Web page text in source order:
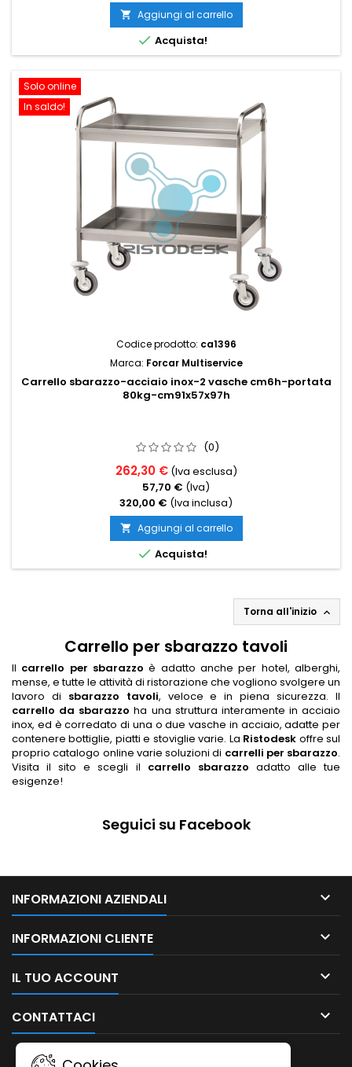
 Aggiungi al carrello
 Acquista!
Solo online
In saldo!
Codice prodotto: ca1396
Marca: Forcar Multiservice
Carrello sbarazzo-acciaio inox-2 vasche cm6h-portata
80kg-cm91x57x97h
(0)
262,30 € (Iva esclusa)
57,70 € (Iva)
320,00 € (Iva inclusa)
 Aggiungi al carrello
 Acquista!
Torna all'inizio 
Carrello per sbarazzo tavoli
Il carrello per sbarazzo è adatto anche per hotel, alberghi,
mense, e tutte le attività di ristorazione che vogliono svolgere un
lavoro di sbarazzo tavoli, veloce e in piena sicurezza. Il
carrello da sbarazzo ha una struttura interamente in acciaio
inox, ed è corredato di una o due vasche in acciaio, adatte per
contenere bottiglie, piatti e stoviglie varie. La Ristodesk offre sul
proprio catalogo online varie soluzioni di carrelli per sbarazzo.
Visita il sito e scegli il carrello sbarazzo adatto alle tue
esigenze!
Seguici su Facebook
INFORMAZIONI AZIENDALI 
INFORMAZIONI CLIENTE 
IL TUO ACCOUNT 
CONTATTACI 